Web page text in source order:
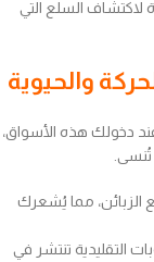
السلع التي
والحيوية
دخولك هذه الأسواق،
تُنسى.
الزبائن، مما يُشعرك
التقليدية تنتشر في